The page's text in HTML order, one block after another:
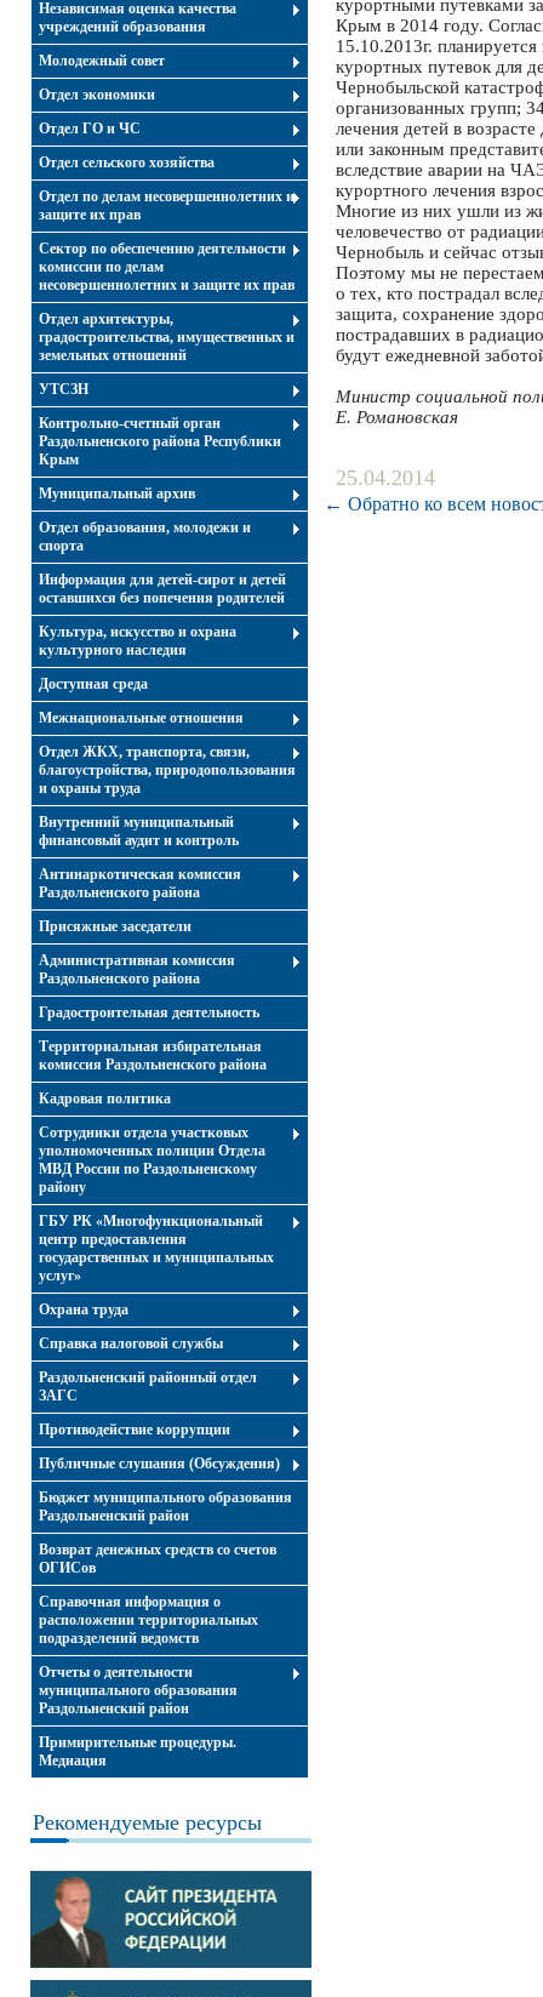
Независимая оценка качества
учреждений образования
Молодежный совет
Отдел экономики
Отдел ГО и ЧС
Отдел сельского хозяйства
Отдел по делам несовершеннолетних и
защите их прав
Сектор по обеспечению деятельности
комиссии по делам
несовершеннолетних и защите их прав
Отдел архитектуры,
градостроительства, имущественных и
земельных отношений
УТСЗН
Контрольно-счетный орган
Раздольненского района Республики
Крым
Муниципальный архив
Отдел образования, молодежи и
спорта
Информация для детей-сирот и детей
оставшихся без попечения родителей
Культура, искусство и охрана
культурного наследия
Доступная среда
Межнациональные отношения
Отдел ЖКХ, транспорта, связи,
благоустройства, природопользования
и охраны труда
Внутренний муниципальный
финансовый аудит и контроль
Антинаркотическая комиссия
Раздольненского района
Присяжные заседатели
Административная комиссия
Раздольненского района
Градостроительная деятельность
Территориальная избирательная
комиссия Раздольненского района
Кадровая политика
Сотрудники отдела участковых
уполномоченных полиции Отдела
МВД России по Раздольненскому
району
ГБУ РК «Многофункциональный
центр предоставления
государственных и муниципальных
услуг»
Охрана труда
Справка налоговой службы
Раздольненский районный отдел
ЗАГС
Противодействие коррупции
Публичные слушания (Обсуждения)
Бюджет муниципального образования
Раздольненский район
Возврат денежных средств со счетов
ОГИСов
Справочная информация о
расположении территориальных
подразделений ведомств
Отчеты о деятельности
муниципального образования
Раздольненский район
Примирительные процедуры.
Медиация
Рекомендуемые ресурсы
курортными путевками
Крым в 2014 году.
15.10.2013г.
курортных путевок для
Чернобыльской
организованных групп;
лечения детей в
или законным
вследствие аварии на
курортного лечения
Многие из них ушли из
человечество от
Чернобыль и сейчас
Поэтому мы не
о тех, кто пострадал
защита, сохранение
пострадавших в
будут ежедневной
Министр социальной
Е. Романовская
25.04.2014
← Обратно ко всем